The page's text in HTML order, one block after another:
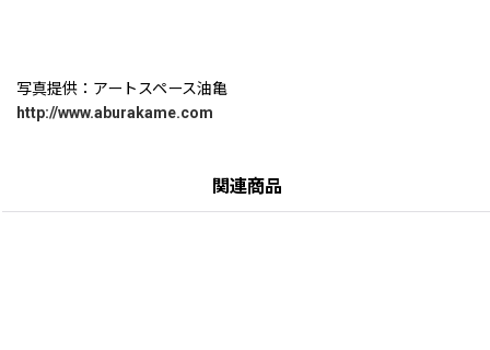
写真提供：アートスペース油亀
http://www.aburakame.com
関連商品